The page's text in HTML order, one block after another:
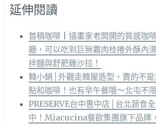
延伸閱讀
首稿咖啡 | 插畫家老闆開的質感咖
廳，可以吃到巨無霸肉桂捲外酥內
拌麵與舒肥雞沙拉！
韓小鍋│外觀走韓屋造型，賣的不
點和咖啡！也有早午餐哦～北屯不
PRESERVE台中惠中店│台北蔬食
中！Miacucina餐飲集團旗下品牌